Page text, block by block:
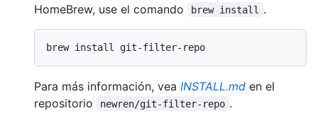
HomeBrew, use el comando
brew install .
Para más información, vea INSTALL.md en el
repositorio
newren/git-filter-repo .